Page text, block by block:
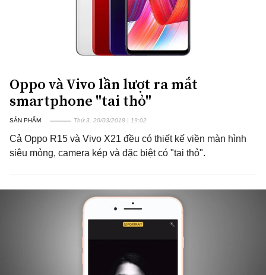
Oppo và Vivo lần lượt ra mắt
smartphone "tai thỏ"
SẢN PHẨM Thứ 3, 20/03/2018 | 19:02
Cả Oppo R15 và Vivo X21 đều có thiết kế viền màn hình
siêu mỏng, camera kép và đặc biệt có "tai thỏ".